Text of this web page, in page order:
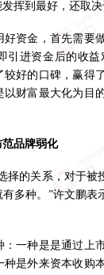
挥到最好，还取决
金，首先需要
引进资金后的收
好的口碑，赢得
以财富最大化为目
品牌弱化
的关系，对于被
多种。”许文鹏
种是是通过上
是外来资本收购